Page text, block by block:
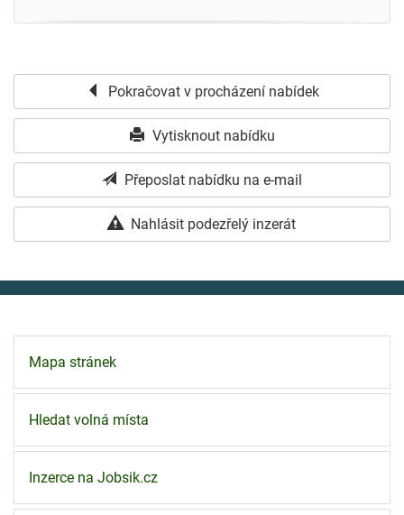
Pokračovat v procházení nabídek
Vytisknout nabídku
Přeposlat nabídku na e-mail
Nahlásit podezřelý inzerát
Mapa stránek
Hledat volná místa
Inzerce na Jobsik.cz